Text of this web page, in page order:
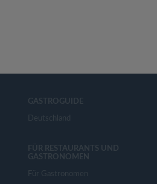
GASTROGUIDE
Deutschland
FÜR RESTAURANTS UND
GASTRONOMEN
Für Gastronomen